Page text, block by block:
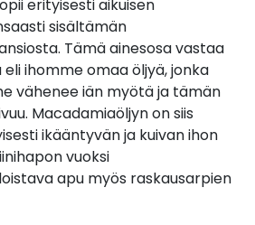
erityisesti aikuisen
sisältämän
Tämä ainesosa vastaa
ihomme omaa öljyä, jonka
vähenee iän myötä ja tämän
Macadamiaöljyn on siis
ikääntyvän ja kuivan ihon
vuoksi
apu myös raskausarpien